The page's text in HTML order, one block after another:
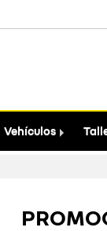
Vehículos